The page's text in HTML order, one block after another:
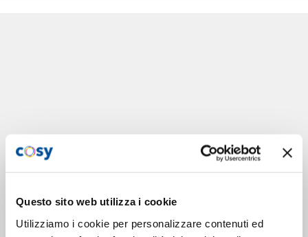
Questo sito web utilizza i cookie
Utilizziamo i cookie per personalizzare contenuti ed